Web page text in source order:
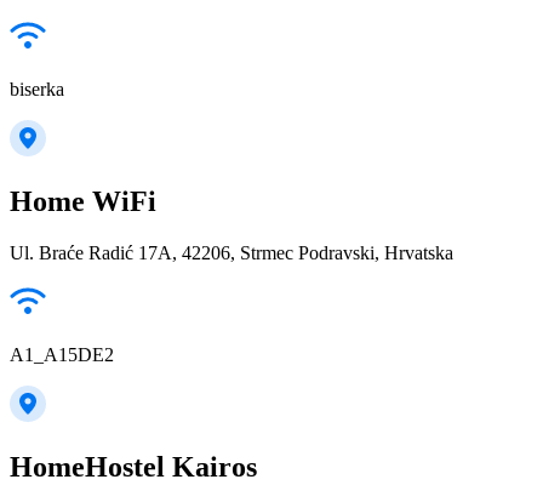
biserka
Home WiFi
Ul. Braće Radić 17A, 42206, Strmec Podravski, Hrvatska
A1_A15DE2
HomeHostel Kairos